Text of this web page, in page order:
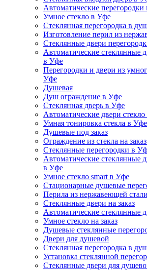
Автоматические
Умное стекло в Уфе
Стеклянная перегородка в
Изготовление перил из
Стеклянные двери
Автоматические стеклянные
в Уфе
Перегородки и двери из
Уфе
Душевая
Душ ограждение в Уфе
Стеклянная дверь в Уфе
Автоматические двери
Умная тонировка стекла в Уфе
Душевые под заказ
Ограждение из стекла на
Стеклянные перегородки в
Автоматические стеклянные
в Уфе
Умное стекло smart в Уфе
Стационарные душевые
Перила из нержавеющей
Стеклянные двери на заказ
Автоматические стеклянные
Умное стекло на заказ
Душевые стеклянные
Двери для душевой
Стеклянная перегородка в
Установка стеклянной
Стеклянные двери для